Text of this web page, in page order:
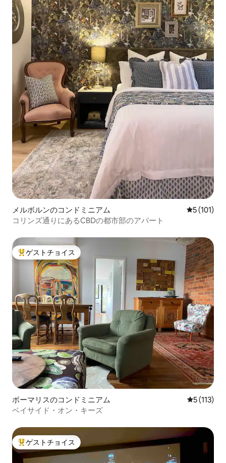
メルボルンのコンドミニアム レビュー
5 (101)
コリンズ通りにあるCBDの都市部のアパート
大好評のゲストチョイスです。
ゲストチョイス
ボーマリスのコンドミニアム レビュー
5 (113)
ベイサイド・オン・キーズ
大好評のゲストチョイスです。
ゲストチョイス